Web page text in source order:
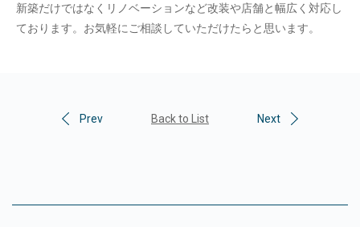
新築だけではなくリノベーションなど改装や店舗と幅広く対応し
ております。お気軽にご相談していただけたらと思います。
Prev Back to List Next